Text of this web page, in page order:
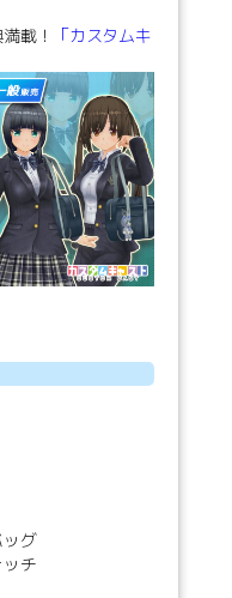
載！
「カスタムキ
ッグ
ッチ